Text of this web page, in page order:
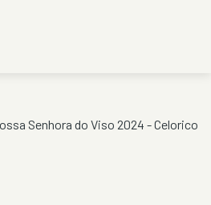
Senhora do Viso 2024 - Celorico